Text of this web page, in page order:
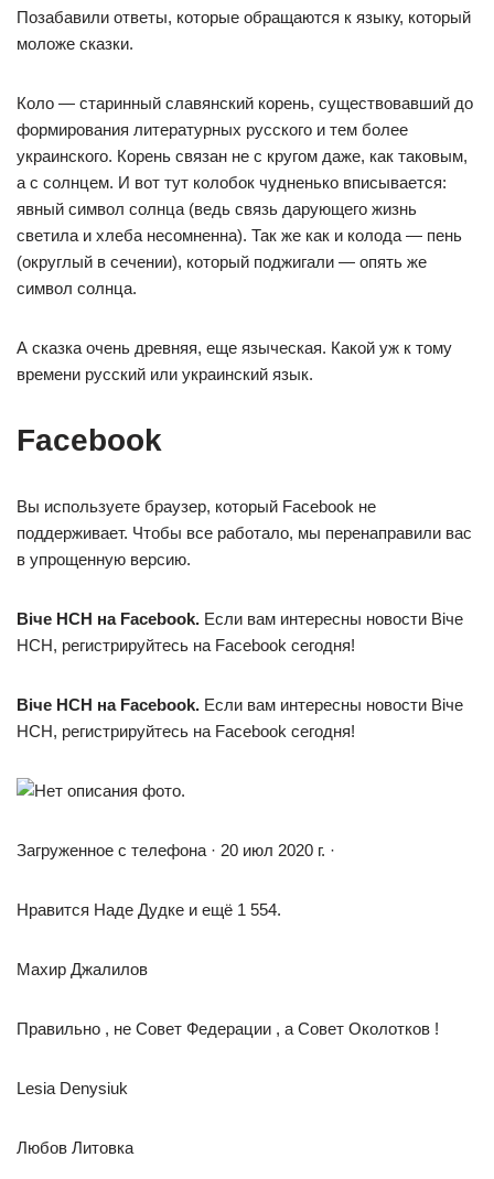
Позабавили ответы, которые обращаются к языку, который
моложе сказки.
Коло — старинный славянский корень, существовавший до
формирования литературных русского и тем более
украинского. Корень связан не с кругом даже, как таковым,
а с солнцем. И вот тут колобок чудненько вписывается:
явный символ солнца (ведь связь дарующего жизнь
светила и хлеба несомненна). Так же как и колода — пень
(округлый в сечении), который поджигали — опять же
символ солнца.
А сказка очень древняя, еще языческая. Какой уж к тому
времени русский или украинский язык.
Facebook
Вы используете браузер, который Facebook не
поддерживает. Чтобы все работало, мы перенаправили вас
в упрощенную версию.
Віче НСН на Facebook. Если вам интересны новости Віче
НСН, регистрируйтесь на Facebook сегодня!
Віче НСН на Facebook. Если вам интересны новости Віче
НСН, регистрируйтесь на Facebook сегодня!
Загруженное с телефона · 20 июл 2020 г. ·
Нравится Наде Дудке и ещё 1 554.
Махир Джалилов
Правильно , не Совет Федерации , а Совет Околотков !
Lesia Denysiuk
Любов Литовка